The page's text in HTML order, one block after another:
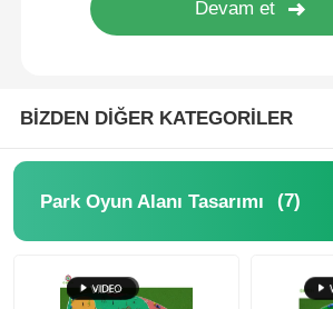
Su Parkı Ekipmanları
BİZDEN DİĞER KATEGORİLER
Park Oyun Alanı Tasarımı (7)